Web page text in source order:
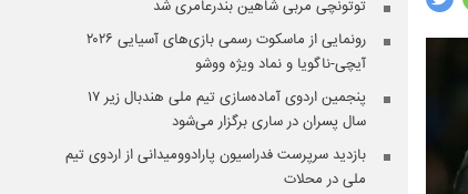
توتونچی مربی شاهین بندرعامری شد
رونمایی از ماسکوت رسمی بازی‌های آسیایی ۲۰۲۶
آیچی-ناگویا و نماد ویژه ووشو
پنجمین اردوی آماده‌سازی تیم ملی هندبال زیر ۱۷
سال پسران در ساری برگزار می‌شود
بازدید سرپرست فدراسیون پارادوومیدانی از اردوی تیم
ملی در محلات